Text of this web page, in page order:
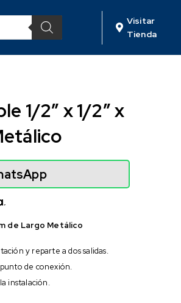
Visitar
Tienda
1/2″ x 1/2″ x
de Largo Metálico
y reparte a dos salidas.
de conexión.
instalación.